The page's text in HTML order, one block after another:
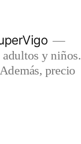
adultos y niños.
precio